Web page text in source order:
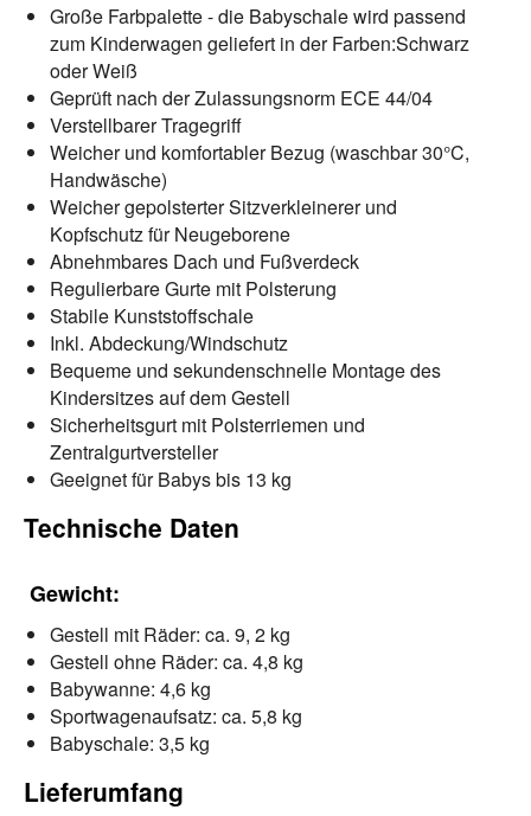
Große Farbpalette - die Babyschale wird passend
zum Kinderwagen geliefert in der Farben:Schwarz
oder Weiß
Geprüft nach der Zulassungsnorm ECE 44/04
Verstellbarer Tragegriff
Weicher und komfortabler Bezug (waschbar 30°C,
Handwäsche)
Weicher gepolsterter Sitzverkleinerer und
Kopfschutz für Neugeborene
Abnehmbares Dach und Fußverdeck
Regulierbare Gurte mit Polsterung
Stabile Kunststoffschale
Inkl. Abdeckung/Windschutz
Bequeme und sekundenschnelle Montage des
Kindersitzes auf dem Gestell
Sicherheitsgurt mit Polsterriemen und
Zentralgurtversteller
Geeignet für Babys bis 13 kg
Technische Daten
Gewicht:
Gestell mit Räder: ca. 9, 2 kg
Gestell ohne Räder: ca. 4,8 kg
Babywanne: 4,6 kg
Sportwagenaufsatz: ca. 5,8 kg
Babyschale: 3,5 kg
Lieferumfang